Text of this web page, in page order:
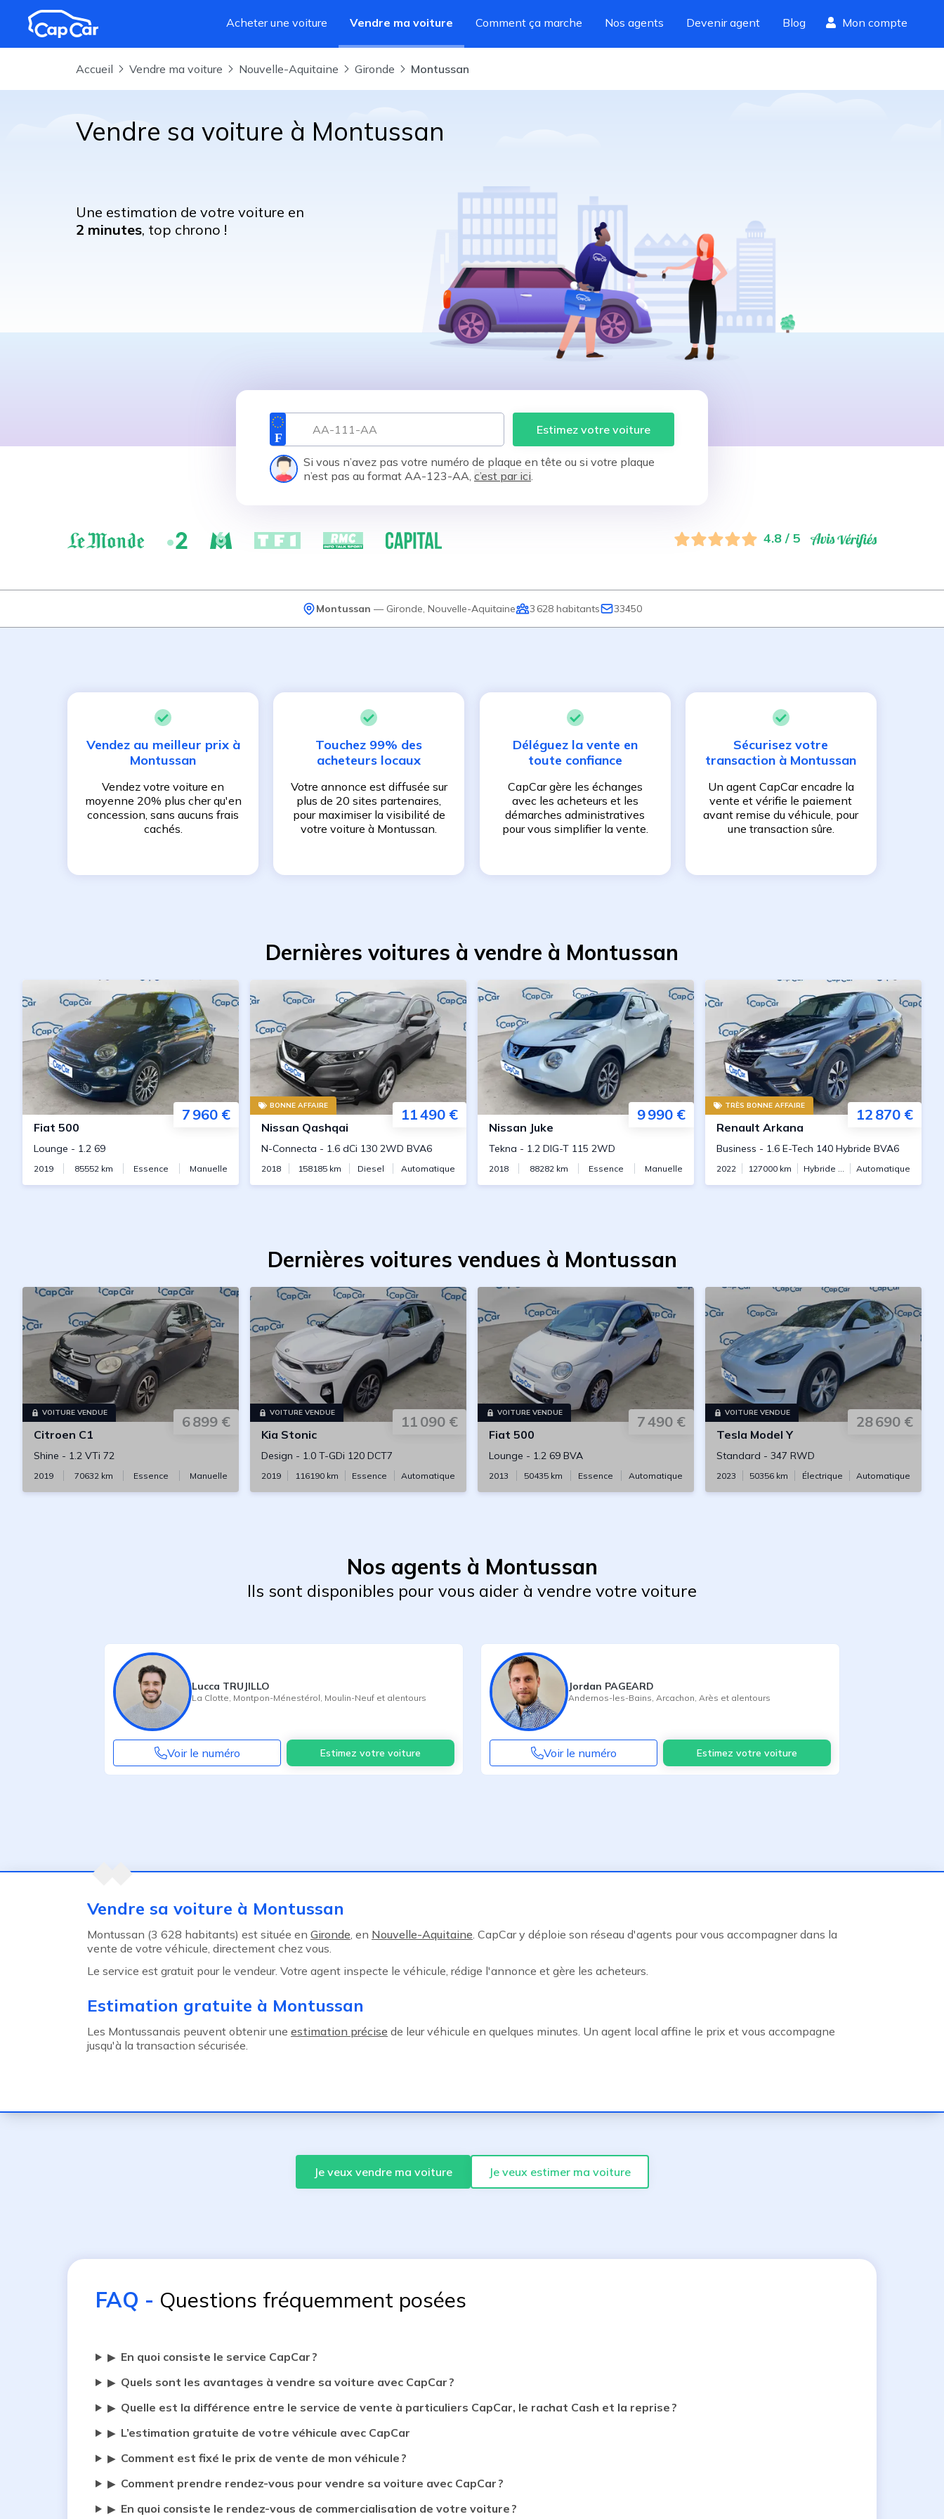
Aller au contenu principal
Acheter une voiture
Vendre ma voiture Comment ça marche Nos agents Devenir agent Blog Mon compte
Accueil Vendre ma voiture Nouvelle-Aquitaine Gironde Montussan
Vendre sa voiture à Montussan
Une estimation de votre voiture en
2 minutes, top chrono !
Estimez votre voiture
Si vous n’avez pas votre numéro de plaque en tête ou si votre plaque
n’est pas au format AA-123-AA, c’est par ici.
4.8 / 5
Montussan — Gironde Nouvelle-Aquitaine 3 628 habitants 33450
Vendez au meilleur prix à
Montussan
Vendez votre voiture en
moyenne 20% plus cher qu'en
concession, sans aucuns frais
cachés.
Touchez 99% des
acheteurs locaux
Votre annonce est diffusée sur
plus de 20 sites partenaires,
pour maximiser la visibilité de
votre voiture à Montussan.
Déléguez la vente en
toute confiance
CapCar gère les échanges
avec les acheteurs et les
démarches administratives
pour vous simplifier la vente.
Sécurisez votre
transaction à Montussan
Un agent CapCar encadre la
vente et vérifie le paiement
avant remise du véhicule, pour
une transaction sûre.
Dernières voitures à vendre à Montussan
7 960 €
Fiat 500
Lounge - 1.2 69
2019 85552km Essence Manuelle
BONNE AFFAIRE
11 490 €
Nissan Qashqai
N-Connecta - 1.6 dCi 130 2WD BVA6
2018 158185km Diesel Automatique
9 990 €
Nissan Juke
Tekna - 1.2 DIG-T 115 2WD
2018 88282km Essence Manuelle
TRÈS BONNE AFFAIRE
12 870 €
Renault Arkana
Business - 1.6 E-Tech 140 Hybride BVA6
2022 127000 km Hybride essence Automatique
Dernières voitures vendues à Montussan
VOITURE VENDUE
6 899 €
Citroen C1
Shine - 1.2 VTi 72
2019 70632km Essence Manuelle
VOITURE VENDUE
11 090 €
Kia Stonic
Design - 1.0 T-GDi 120 DCT7
2019 116190km Essence Automatique
VOITURE VENDUE
7 490 €
Fiat 500
Lounge - 1.2 69 BVA
2013 50435 km Essence Automatique
VOITURE VENDUE
28 690 €
Tesla Model Y
Standard - 347 RWD
2023 50356 km Électrique Automatique
Nos agents à Montussan
Ils sont disponibles pour vous aider à vendre votre voiture
Lucca TRUJILLO
La Clotte Montpon-Ménestérol Moulin-Neuf et alentours
Voir le numéro Estimez votre voiture
Jordan PAGEARD
Andernos-les-Bains Arcachon Arès et alentours
Voir le numéro Estimez votre voiture
Agent précédentVendre sa voiture à Montussan
Montussan (3 628 habitants) est située en Gironde, en Nouvelle-Aquitaine. CapCar y déploie son réseau d'agents pour vous accompagner dans la
vente de votre véhicule, directement chez vous.
Le service est gratuit pour le vendeur. Votre agent inspecte le véhicule, rédige l'annonce et gère les acheteurs.
Estimation gratuite à Montussan
Les Montussanais peuvent obtenir une estimation précise de leur véhicule en quelques minutes. Un agent local affine le prix et vous accompagne
jusqu'à la transaction sécurisée.
Je veux vendre ma voiture Je veux estimer ma voiture
FAQ - Questions fréquemment posées
▶ En quoi consiste le service CapCar ?
▶ Quels sont les avantages à vendre sa voiture avec CapCar ?
▶ Quelle est la différence entre le service de vente à particuliers CapCar, le rachat Cash et la reprise ?
▶ L’estimation gratuite de votre véhicule avec CapCar
▶ Comment est fixé le prix de vente de mon véhicule ?
▶ Comment prendre rendez-vous pour vendre sa voiture avec CapCar ?
▶ En quoi consiste le rendez-vous de commercialisation de votre voiture ?